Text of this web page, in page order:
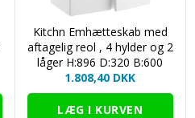
Kitchn Emhætteskab med
aftagelig reol , 4 hylder og 2
låger H:896 D:320 B:600
1.808,40 DKK